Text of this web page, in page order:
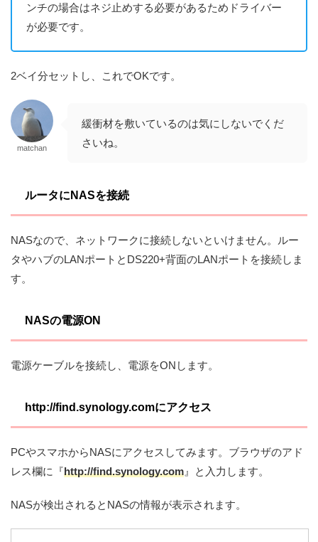
ンチの場合はネジ止めする必要があるためドライバー
が必要です。
2ベイ分セットし、これでOKです。
matchan
緩衝材を敷いているのは気にしないでくだ
さいね。
ルータにNASを接続
NASなので、ネットワークに接続しないといけません。ルー
タやハブのLANポートとDS220+背面のLANポートを接続しま
す。
NASの電源ON
電源ケーブルを接続し、電源をONします。
http://find.synology.comにアクセス
PCやスマホからNASにアクセスしてみます。ブラウザのアド
レス欄に『http://find.synology.com 』と入力します。
NASが検出されるとNASの情報が表示されます。